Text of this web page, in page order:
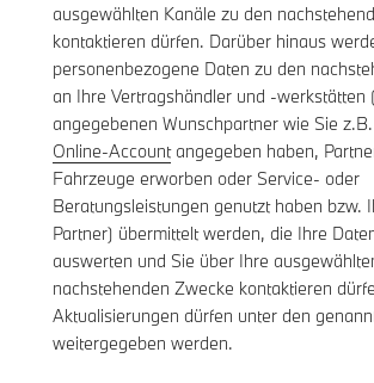
ausgewählten Kanäle zu den
kontaktieren dürfen. Darüber hinaus
personenbezogene Daten zu den
an Ihre Vertragshändler und -werkstätten
angegebenen Wunschpartner wie Sie
Online-Accountangegeben haben,
Fahrzeuge erworben oder Service- oder
Beratungsleistungen genutzt haben bzw.
Partner) übermittelt werden, die Ihre
auswerten und Sie über Ihre
nachstehenden Zwecke kontaktieren
Aktualisierungen dürfen unter den
weitergegeben werden.